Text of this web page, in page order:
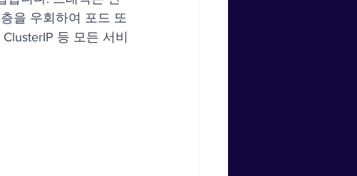
을 우회하여 포드 또
등 모든 서비